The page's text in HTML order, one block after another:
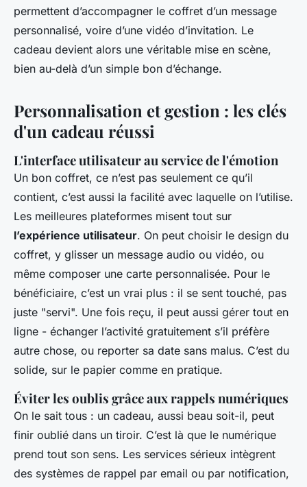
permettent d’accompagner le coffret d’un message
personnalisé, voire d’une vidéo d’invitation. Le
cadeau devient alors une véritable mise en scène,
bien au-delà d’un simple bon d’échange.
Personnalisation et gestion : les clés
d'un cadeau réussi
L'interface utilisateur au service de l'émotion
Un bon coffret, ce n’est pas seulement ce qu’il
contient, c’est aussi la facilité avec laquelle on l’utilise.
Les meilleures plateformes misent tout sur
l’expérience utilisateur. On peut choisir le design du
coffret, y glisser un message audio ou vidéo, ou
même composer une carte personnalisée. Pour le
bénéficiaire, c’est un vrai plus : il se sent touché, pas
juste "servi". Une fois reçu, il peut aussi gérer tout en
ligne - échanger l’activité gratuitement s’il préfère
autre chose, ou reporter sa date sans malus. C’est du
solide, sur le papier comme en pratique.
Éviter les oublis grâce aux rappels numériques
On le sait tous : un cadeau, aussi beau soit-il, peut
finir oublié dans un tiroir. C’est là que le numérique
prend tout son sens. Les services sérieux intègrent
des systèmes de rappel par email ou par notification,